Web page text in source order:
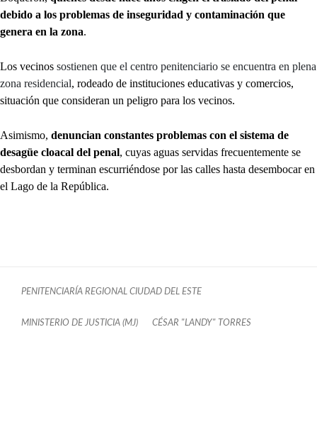
debido a los problemas de inseguridad y contaminación que
genera en la zona.
Los vecinos sostienen que el centro penitenciario se encuentra en plena
zona residencial, rodeado de instituciones educativas y comercios,
situación que consideran un peligro para los vecinos.
Asimismo, denuncian constantes problemas con el sistema de
desagüe cloacal del penal, cuyas aguas servidas frecuentemente se
desbordan y terminan escurriéndose por las calles hasta desembocar en
el Lago de la República.
PENITENCIARÍA REGIONAL CIUDAD DEL ESTE
MINISTERIO DE JUSTICIA (MJ) CÉSAR "LANDY" TORRES